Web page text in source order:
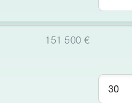
151 500 €